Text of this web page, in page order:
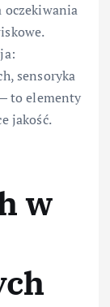
oczekiwania
sensoryka
to elementy
jakość.
w